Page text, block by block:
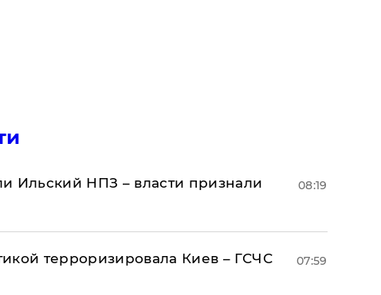
Ильский НПЗ – власти признали
08:19
терроризировала Киев – ГСЧС
07:59